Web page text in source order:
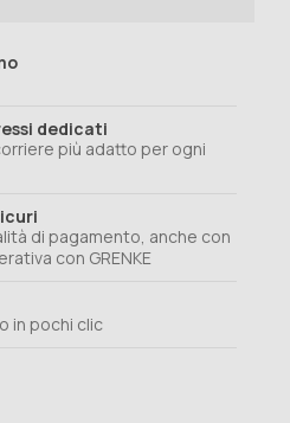
dedicati
più adatto per ogni
di pagamento, anche con
con GRENKE
in pochi clic